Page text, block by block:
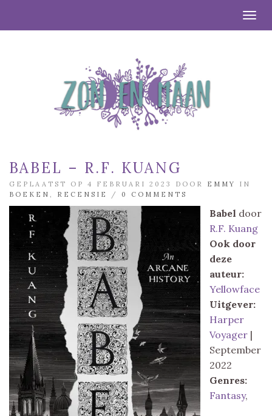
BABEL – R.F. KUANG
GEPLAATST OP 4 FEBRUARI 2023 DOOR EMMY
IN
BOEKEN
RECENSIE / 0 COMMENTS
Babel door
R.F. Kuang
Ook door
deze
auteur:
Yellowface
Uitgever:
Harper
Voyager |
September
2022
Genres:
Fantasy,